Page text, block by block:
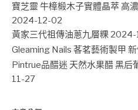
寶芝靈 牛樟椴木子實體晶萃 高
2024-12-02
黃家三代祖傳油蔥九層粿 2024-
Gleaming Nails 茖茗藝術製甲
Pintrue品醋迷 天然水果醋 黑后
11-27